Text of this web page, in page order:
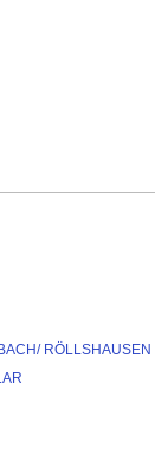
RÖLLSHAUSEN